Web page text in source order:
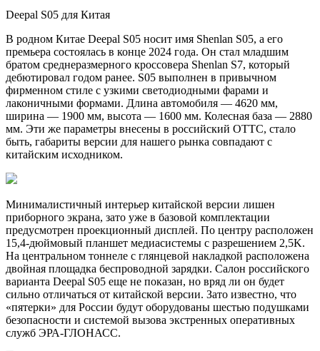
Deepal S05 для Китая
В родном Китае Deepal S05 носит имя Shenlan S05, а его
премьера состоялась в конце 2024 года. Он стал младшим
братом среднеразмерного кроссовера Shenlan S7, который
дебютировал годом ранее. S05 выполнен в привычном
фирменном стиле с узкими светодиодными фарами и
лаконичными формами. Длина автомобиля — 4620 мм,
ширина — 1900 мм, высота — 1600 мм. Колесная база — 2880
мм. Эти же параметры внесены в российский ОТТС, стало
быть, габариты версии для нашего рынка совпадают с
китайским исходником.
Минималистичный интерьер китайской версии лишен
приборного экрана, зато уже в базовой комплектации
предусмотрен проекционный дисплей. По центру расположен
15,4-дюймовый планшет медиасистемы с разрешением 2,5K.
На центральном тоннеле с глянцевой накладкой расположена
двойная площадка беспроводной зарядки. Салон российского
варианта Deepal S05 еще не показан, но вряд ли он будет
сильно отличаться от китайской версии. Зато известно, что
«пятерки» для России будут оборудованы шестью подушками
безопасности и системой вызова экстренных оперативных
служб ЭРА-ГЛОНАСС.